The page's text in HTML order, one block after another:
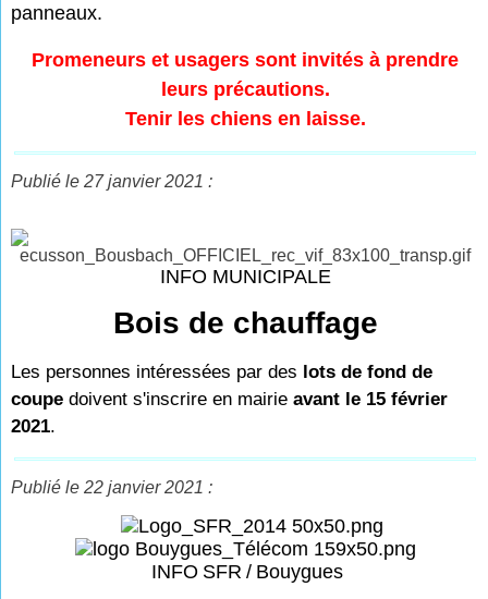
panneaux.
Promeneurs et usagers sont invités à prendre
leurs précautions.
Tenir les chiens en laisse.
Publié le 27 janvier 2021 :
INFO MUNICIPALE
Bois de chauffage
Les personnes intéressées par des lots de fond de
coupe doivent s'inscrire en mairieavant le 15 février
2021.
Publié le 22 janvier 2021 :
INFO SFR / Bouygues